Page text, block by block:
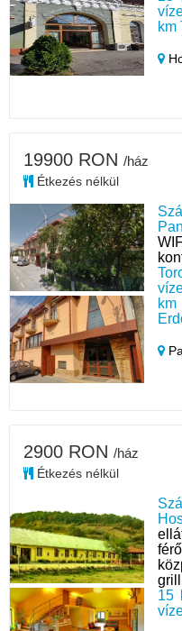
km
19900 RON /ház
Étkezés nélkül
15
2900 RON /ház
Étkezés nélkül